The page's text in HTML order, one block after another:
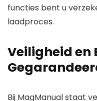
functies bent u
laadproces.
Veiligheid
Bij MagManual staat